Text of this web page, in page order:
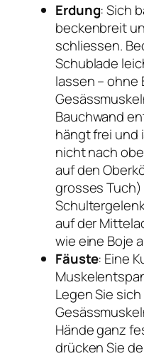
Erdung: Sich
beckenbreit
schliessen.
Schublade
lassen – ohne
Bauchwand
hängt frei und
nicht nach
auf den
grosses Tuch)
auf der
wie eine Boje
Fäuste: Eine
Legen Sie
Hände ganz
drücken Sie